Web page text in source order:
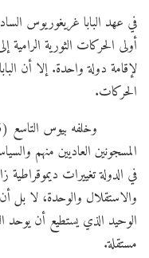
أولى الحركات الثورية
لإقامة دولة واحدة. إلا أن
الحركات.
المسجونين العاديين منهم
في الدولة تغييرات ديموقراطية
والاستقلال والوحدة، لا بل
الوحيد الذي يستطيع أن يوحد
مستقلة.